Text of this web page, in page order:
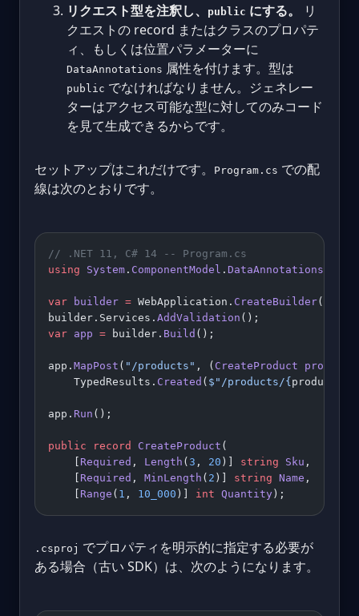
リクエスト型を注釈し、
public にする。
リ
クエストの record またはクラスのプロパテ
ィ、もしくは位置パラメーターに
DataAnnotations 属性を付けます。型は
public でなければなりません。ジェネレー
ターはアクセス可能な型に対してのみコード
を見て生成できるからです。
セットアップはこれだけです。 Program.cs での配
線は次のとおりです。
// .NET 11, C# 14 -- Program.cs
using System . ComponentModel . DataAnnotations
var builder = WebApplication. CreateBuilder
builder.Services. AddValidation ();
var app = builder. Build ();
app. MapPost ( "/products" , ( CreateProduct product
    TypedResults.
Created ( $"/products/{product
app. Run ();
public record CreateProduct (
    [
Required , Length (3 , 20 )] string Sku ,
    [
Required , MinLength ( 2 )] string Name ,
    [
Range ( 1 , 10_000 )] int Quantity);
.csproj でプロパティを明示的に指定する必要が
ある場合（古い SDK）は、次のようになります。